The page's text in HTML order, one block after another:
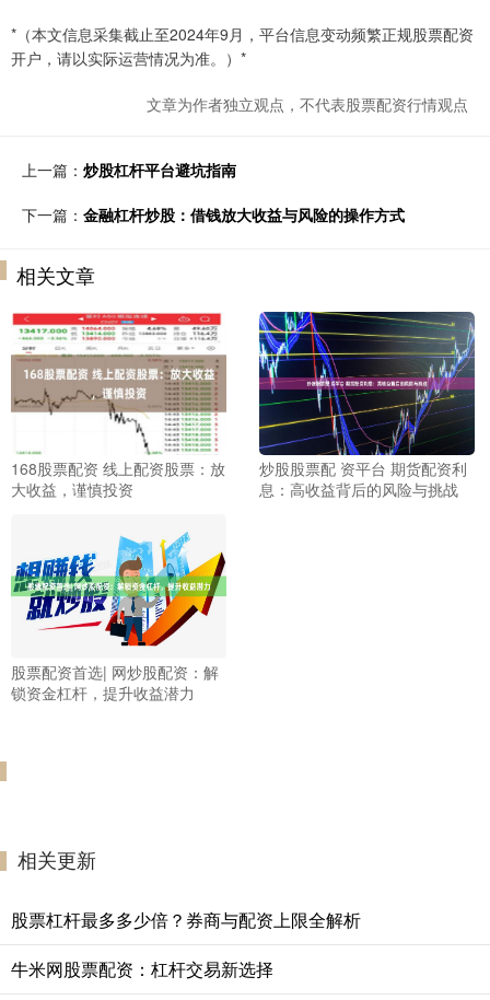
*（本文信息采集截止至2024年9月，平台信息变动频繁正规股票配资
开户，请以实际运营情况为准。）*
文章为作者独立观点，不代表股票配资行情观点
上一篇： 炒股杠杆平台避坑指南
下一篇： 金融杠杆炒股：借钱放大收益与风险的操作方式
相关文章
168股票配资 线上配资股票：放
大收益，谨慎投资
炒股股票配 资平台 期货配资利
息：高收益背后的风险与挑战
股票配资首选| 网炒股配资：解
锁资金杠杆，提升收益潜力
相关更新
股票杠杆最多多少倍？券商与配资上限全解析
牛米网股票配资：杠杆交易新选择